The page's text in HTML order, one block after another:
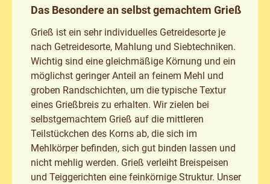
Das Besondere an selbst gemachtem Grieß
Grieß ist ein sehr individuelles Getreidesorte je
nach Getreidesorte, Mahlung und Siebtechniken.
Wichtig sind eine gleichmäßige Körnung und ein
möglichst geringer Anteil an feinem Mehl und
groben Randschichten, um die typische Textur
eines Grießbreis zu erhalten. Wir zielen bei
selbstgemachtem Grieß auf die mittleren
Teilstückchen des Korns ab, die sich im
Mehlkörper befinden, sich gut binden lassen und
nicht mehlig werden. Grieß verleiht Breispeisen
und Teiggerichten eine feinkörnige Struktur. Unser